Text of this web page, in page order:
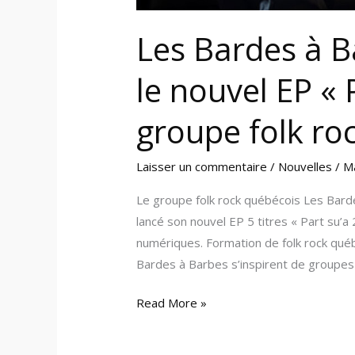
Les Bardes à
le nouvel EP «
groupe folk
Laisser un commentaire / Nouvelles /
Le groupe folk rock québécois Les
lancé son nouvel EP 5 titres « Part
numériques. Formation de folk rock
Bardes à Barbes s’inspirent de groupes
folk
rock
québécois
Read More »